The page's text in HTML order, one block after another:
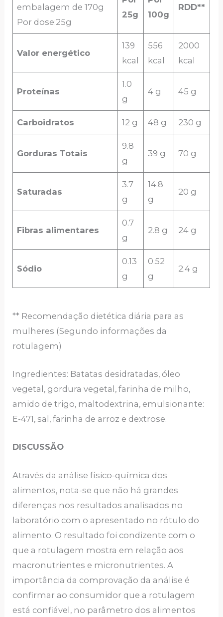
embalagem de 170g
Por dose:25g
25g
100g
RDD**
Valor energético
139
kcal
556
kcal
2000
kcal
Proteínas
1.0
g
4 g 45 g
Carboidratos 12 g 48 g 230 g
Gorduras Totais
9.8
g
39 g 70 g
Saturadas
3.7
g
14.8
g
20 g
Fibras alimentares
0.7
g
2.8 g 24 g
Sódio
0.13
g
0.52
g
2.4 g
** Recomendação dietética diária para as
mulheres (Segundo informações da
rotulagem)
Ingredientes: Batatas desidratadas, óleo
vegetal, gordura vegetal, farinha de milho,
amido de trigo, maltodextrina, emulsionante:
E-471, sal, farinha de arroz e dextrose.
DISCUSSÃO
Através da análise físico-química dos
alimentos, nota-se que não há grandes
diferenças nos resultados analisados no
laboratório com o apresentado no rótulo do
alimento. O resultado foi condizente com o
que a rotulagem mostra em relação aos
macronutrientes e micronutrientes. A
importância da comprovação da análise é
confirmar ao consumidor que a rotulagem
está confiável, no parâmetro dos alimentos